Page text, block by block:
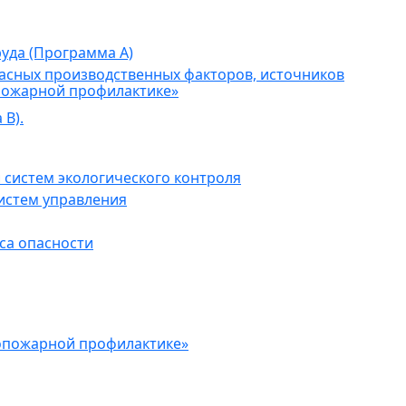
профилактике»
экологического контроля
управления
опасности
(Программа А)
производственных факторов, источников
В).
профилактике»